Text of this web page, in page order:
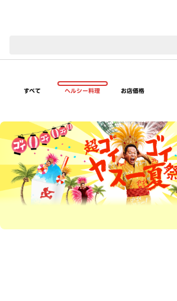
すべて ヘルシー料理 お店価格
超ゴイゴイヤスー夏祭